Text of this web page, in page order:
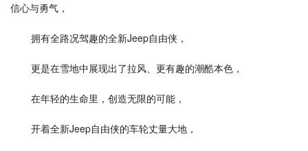
信心与勇气，
拥有全路况驾趣的全新Jeep自由侠，
更是在雪地中展现出了拉风、更有趣的潮酷本色，
在年轻的生命里，创造无限的可能，
开着全新Jeep自由侠的车轮丈量大地，